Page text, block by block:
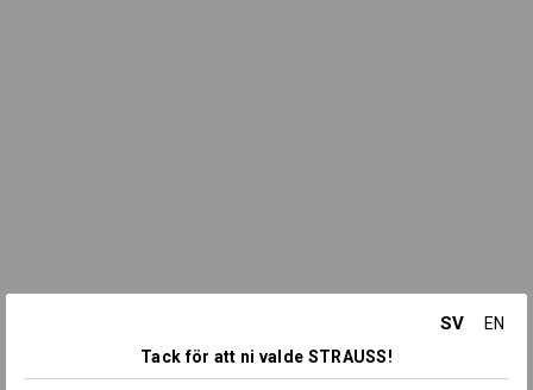
SV
EN
Tack för att ni valde STRAUSS!